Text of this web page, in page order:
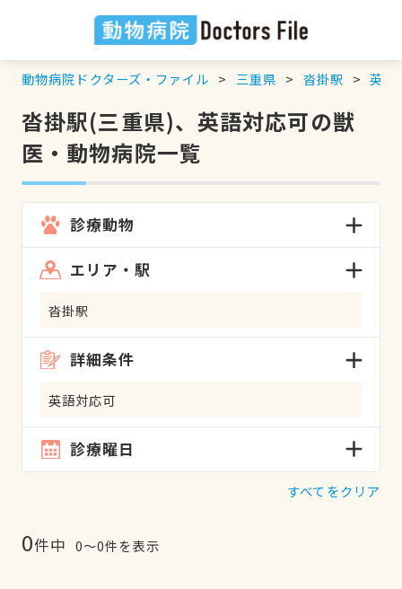
動物病院ドクターズ・ファイル 三重県 沓掛駅 英語
沓掛駅(三重県)、英語対応可の獣
医・動物病院一覧
診療動物
エリア・駅
沓掛駅
詳細条件
英語対応可
診療曜日
すべてをクリア
0件中 0〜0件を表示